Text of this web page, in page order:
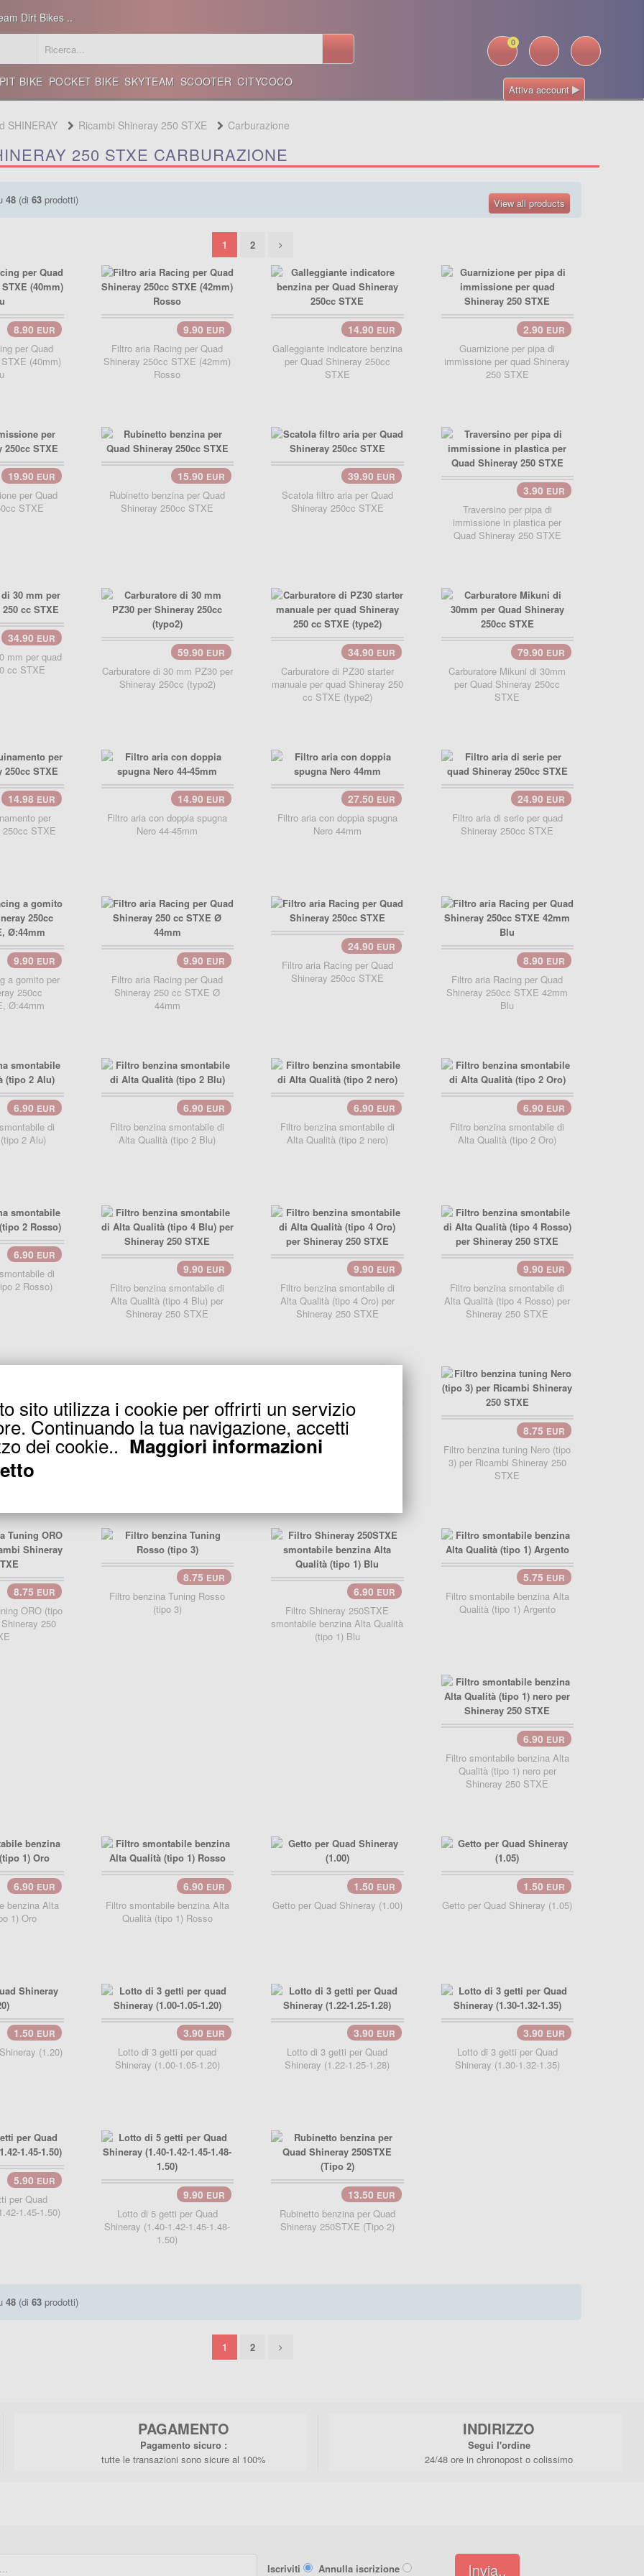
Dirt Bikes ..
0
Attiva account
PIT BIKE POCKET BIKE SKYTEAM SCOOTER CITYCOCO
SHINERAY Ricambi Shineray 250 STXE Carburazione
250 STXE CARBURAZIONE
48 (di 63 prodotti) View all products
1 2
8.90 EUR
per Quad
(40mm)
9.90 EUR
Filtro aria Racing per Quad
Shineray 250cc STXE (42mm)
Rosso
14.90 EUR
Galleggiante indicatore benzina
per Quad Shineray 250cc
STXE
2.90 EUR
Guarnizione per pipa di
immissione per quad Shineray
250 STXE
19.90 EUR
per Quad
STXE
15.90 EUR
Rubinetto benzina per Quad
Shineray 250cc STXE
39.90 EUR
Scatola filtro aria per Quad
Shineray 250cc STXE
3.90 EUR
Traversino per pipa di
immissione in plastica per
Quad Shineray 250 STXE
34.90 EUR
mm per quad
cc STXE
59.90 EUR
Carburatore di 30 mm PZ30 per
Shineray 250cc (typo2)
34.90 EUR
Carburatore di PZ30 starter
manuale per quad Shineray 250
cc STXE (type2)
79.90 EUR
Carburatore Mikuni di 30mm
per Quad Shineray 250cc
STXE
14.98 EUR
per
250cc STXE
14.90 EUR
Filtro aria con doppia spugna
Nero 44-45mm
27.50 EUR
Filtro aria con doppia spugna
Nero 44mm
24.90 EUR
Filtro aria di serie per quad
Shineray 250cc STXE
9.90 EUR
a gomito per
250cc
Ø:44mm
9.90 EUR
Filtro aria Racing per Quad
Shineray 250 cc STXE Ø
44mm
24.90 EUR
Filtro aria Racing per Quad
Shineray 250cc STXE
8.90 EUR
Filtro aria Racing per Quad
Shineray 250cc STXE 42mm
Blu
6.90 EUR
di
2 Alu)
6.90 EUR
Filtro benzina smontabile di
Alta Qualità (tipo 2 Blu)
6.90 EUR
Filtro benzina smontabile di
Alta Qualità (tipo 2 nero)
6.90 EUR
Filtro benzina smontabile di
Alta Qualità (tipo 2 Oro)
6.90 EUR
di
2 Rosso)
9.90 EUR
Filtro benzina smontabile di
Alta Qualità (tipo 4 Blu) per
Shineray 250 STXE
9.90 EUR
Filtro benzina smontabile di
Alta Qualità (tipo 4 Oro) per
Shineray 250 STXE
9.90 EUR
Filtro benzina smontabile di
Alta Qualità (tipo 4 Rosso) per
Shineray 250 STXE
9.90EUR
di
4 Verde) per
STXE
7.90 EUR
Filtro benzina tuning Alu (tipo 3)
carrello.. 8.75
Filtro benzina tuning Blu (tipo 3) 8.75 EUR
Filtro benzina tuning Nero (tipo
3) per Ricambi Shineray 250
STXE
8.75 EUR
ORO (tipo
250
8.75 EUR
Filtro benzina Tuning Rosso
(tipo 3)
6.90 EUR
Filtro Shineray 250STXE
smontabile benzina Alta Qualità
(tipo 1) Blu
5.75 EUR
Filtro smontabile benzina Alta
Qualità (tipo 1) Argento
6.90 EUR
Filtro smontabile benzina Alta
Qualità (tipo 1) nero per
Shineray 250 STXE
6.90 EUR
benzina Alta
1) Oro
6.90 EUR
Filtro smontabile benzina Alta
Qualità (tipo 1) Rosso
1.50 EUR
Getto per Quad Shineray (1.00)
1.50 EUR
Getto per Quad Shineray (1.05)
1.50 EUR
(1.20)
3.90 EUR
Lotto di 3 getti per quad
Shineray (1.00-1.05-1.20)
3.90 EUR
Lotto di 3 getti per Quad
Shineray (1.22-1.25-1.28)
3.90 EUR
Lotto di 3 getti per Quad
Shineray (1.30-1.32-1.35)
5.90 EUR
per Quad
1.45-1.50)
9.90 EUR
Lotto di 5 getti per Quad
Shineray (1.40-1.42-1.45-1.48-
1.50)
13.50 EUR
Rubinetto benzina per Quad
Shineray 250STXE (Tipo 2)
48 (di 63 prodotti)
1 2
PAGAMENTO
Pagamento sicuro :
tutte le transazioni sono sicure al 100%
INDIRIZZO
Segui l'ordine
24/48 ore in chronopost o colissimo
Iscriviti Annulla iscrizione Invia..
sito utilizza i cookie per offrirti un servizio
Continuando la tua navigazione, accetti
dei cookie.. Maggiori informazioni